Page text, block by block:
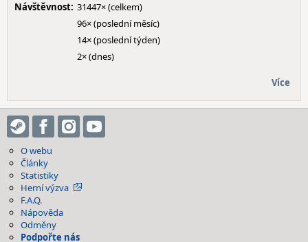
Návštěvnost: 31447× (celkem)
96× (poslední měsíc)
14× (poslední týden)
2× (dnes)
Více
O webu
Články
Statistiky
Herní výzva
F.A.Q.
Nápověda
Odměny
Podpořte nás